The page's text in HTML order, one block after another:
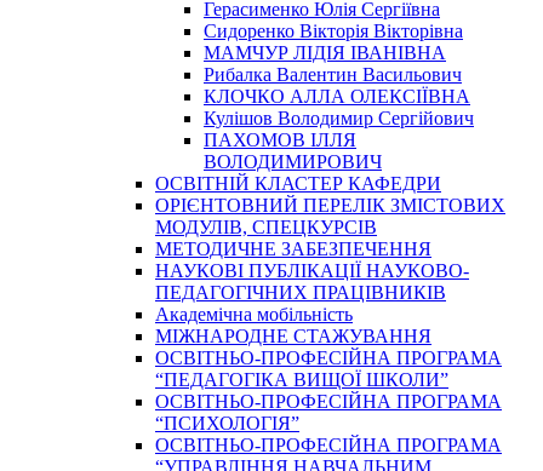
Герасименко Юлія Сергіївна
Сидоренко Вікторія Вікторівна
МАМЧУР ЛІДІЯ ІВАНІВНА
Рибалка Валентин Васильович
КЛОЧКО АЛЛА ОЛЕКСІЇВНА
Кулішов Володимир Сергійович
ПАХОМОВ ІЛЛЯ
ВОЛОДИМИРОВИЧ
ОСВІТНІЙ КЛАСТЕР КАФЕДРИ
ОРІЄНТОВНИЙ ПЕРЕЛІК ЗМІСТОВИХ
МОДУЛІВ, СПЕЦКУРСІВ
МЕТОДИЧНЕ ЗАБЕЗПЕЧЕННЯ
НАУКОВІ ПУБЛІКАЦІЇ НАУКОВО-
ПЕДАГОГІЧНИХ ПРАЦІВНИКІВ
Академічна мобільність
МІЖНАРОДНЕ СТАЖУВАННЯ
ОСВІТНЬО-ПРОФЕСІЙНА ПРОГРАМА
“ПЕДАГОГІКА ВИЩОЇ ШКОЛИ”
ОСВІТНЬО-ПРОФЕСІЙНА ПРОГРАМА
“ПСИХОЛОГІЯ”
ОСВІТНЬО-ПРОФЕСІЙНА ПРОГРАМА
“УПРАВЛІННЯ НАВЧАЛЬНИМ